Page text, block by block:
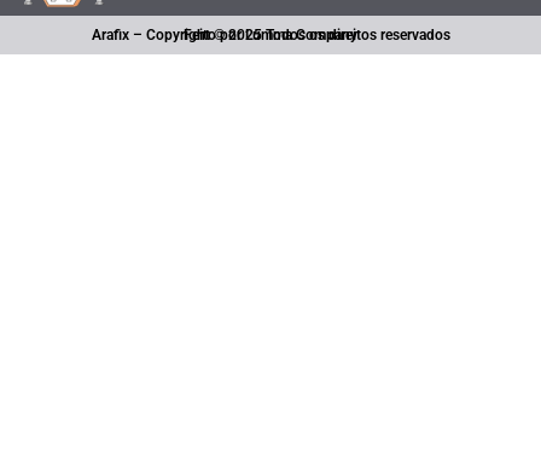
Arafix – Copyright © 2025 Todos os direitos reservados
Feito por Lumma Company